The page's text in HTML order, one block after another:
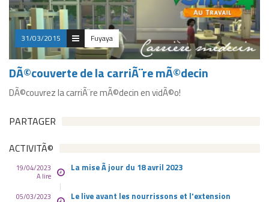
31/03/2015 Fuyaya
DÃ©couverte de la carriÃ¨re mÃ©decin
DÃ©couvrez la carriÃ¨re mÃ©decin en vidÃ©o!
PARTAGER
ACTIVITÃ©
19/04/2023
A lire
La mise Ã jour du 18 avril 2023
05/03/2023
Le live avant les nourrissons et l'extension